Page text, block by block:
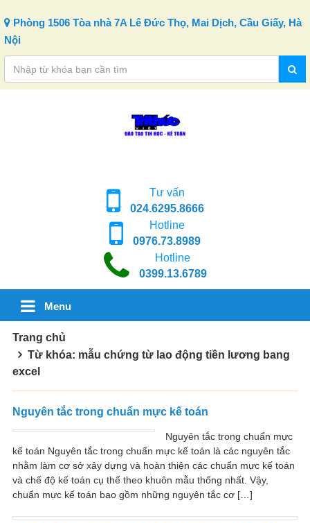
Phòng 1506 Tòa nhà 7A Lê Đức Thọ, Mai Dịch, Cầu Giấy, Hà
Nội
Tư vấn
024.6295.8666
Hotline
0976.73.8989
Hotline
0399.13.6789
Menu
Trang chủ
Từ khóa: mẫu chứng từ lao động tiền lương bang
excel
Nguyên tắc trong chuẩn mực kế toán
Nguyên tắc trong chuẩn mực
kế toán Nguyên tắc trong chuẩn mực kế toán là các nguyên tắc
nhằm làm cơ sở xây dựng và hoàn thiện các chuẩn mực kế toán
và chế độ kế toán cụ thể theo khuôn mẫu thống nhất. Vậy,
chuẩn mực kế toán bao gồm những nguyên tắc cơ […]